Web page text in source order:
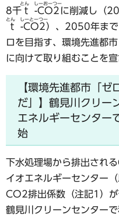
8千 ｔ-CO2
とん しーおーつー
に削減し（
ｔ-CO2
とん しーとーつー
）、2050年まで
ロを目指す、環境先進都
に向けて取り組むことを宣
【環境先進都市「ゼ
だ」】鶴見川クリー
エネルギーセンター
始
下水処理場から排出され
イオエネルギーセンター
CO2排出係数（注記1）
鶴見川クリーンセンターで